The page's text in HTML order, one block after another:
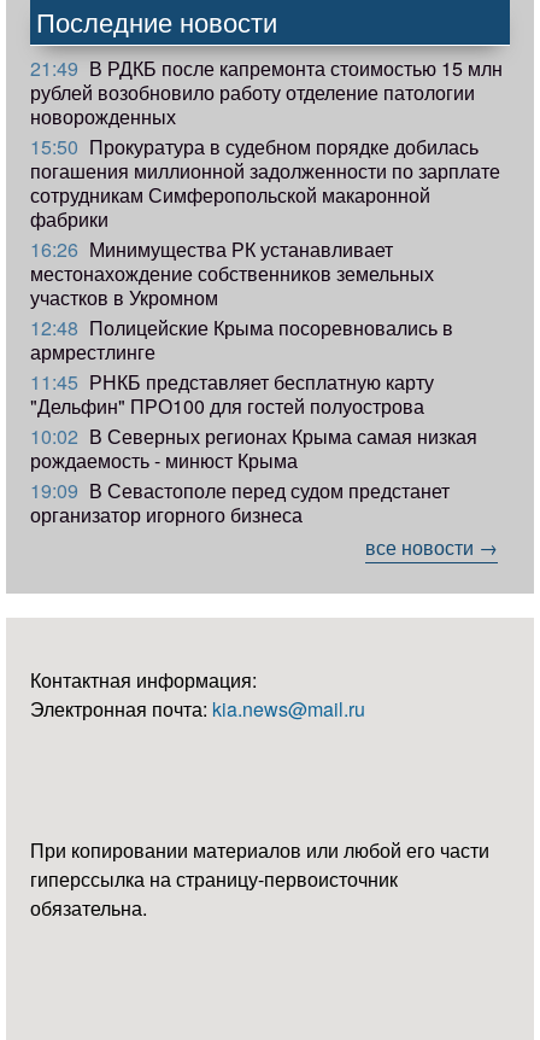
Последние новости
21:49 В РДКБ после капремонта стоимостью 15 млн
рублей возобновило работу отделение патологии
новорожденных
15:50 Прокуратура в судебном порядке добилась
погашения миллионной задолженности по зарплате
сотрудникам Симферопольской макаронной
фабрики
16:26 Минимущества РК устанавливает
местонахождение собственников земельных
участков в Укромном
12:48 Полицейские Крыма посоревновались в
армрестлинге
11:45 РНКБ представляет бесплатную карту
"Дельфин" ПРО100 для гостей полуострова
10:02 В Северных регионах Крыма самая низкая
рождаемость - минюст Крыма
19:09 В Севастополе перед судом предстанет
организатор игорного бизнеса
все новости →
Контактная информация:
Электронная почта: kia.news@mail.ru
При копировании материалов или любой его части
гиперссылка на страницу-первоисточник
обязательна.